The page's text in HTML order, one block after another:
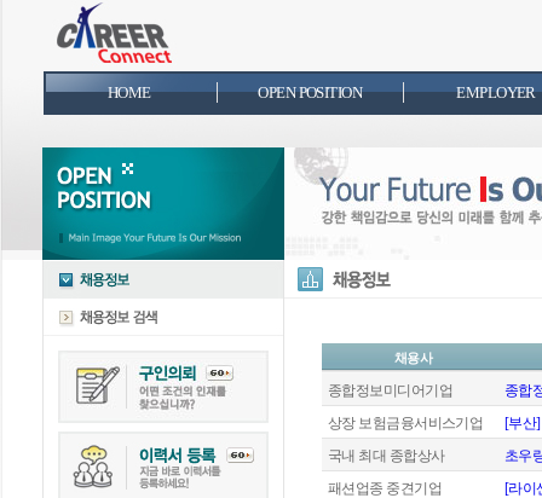
HOME OPEN POSITION EMPLOYER
채용사
종합정보미디어기업
종합
상장 보험금융서비스기업
[부산
국내 최대 종합상사
초우
패션업종 중견기업
[라이